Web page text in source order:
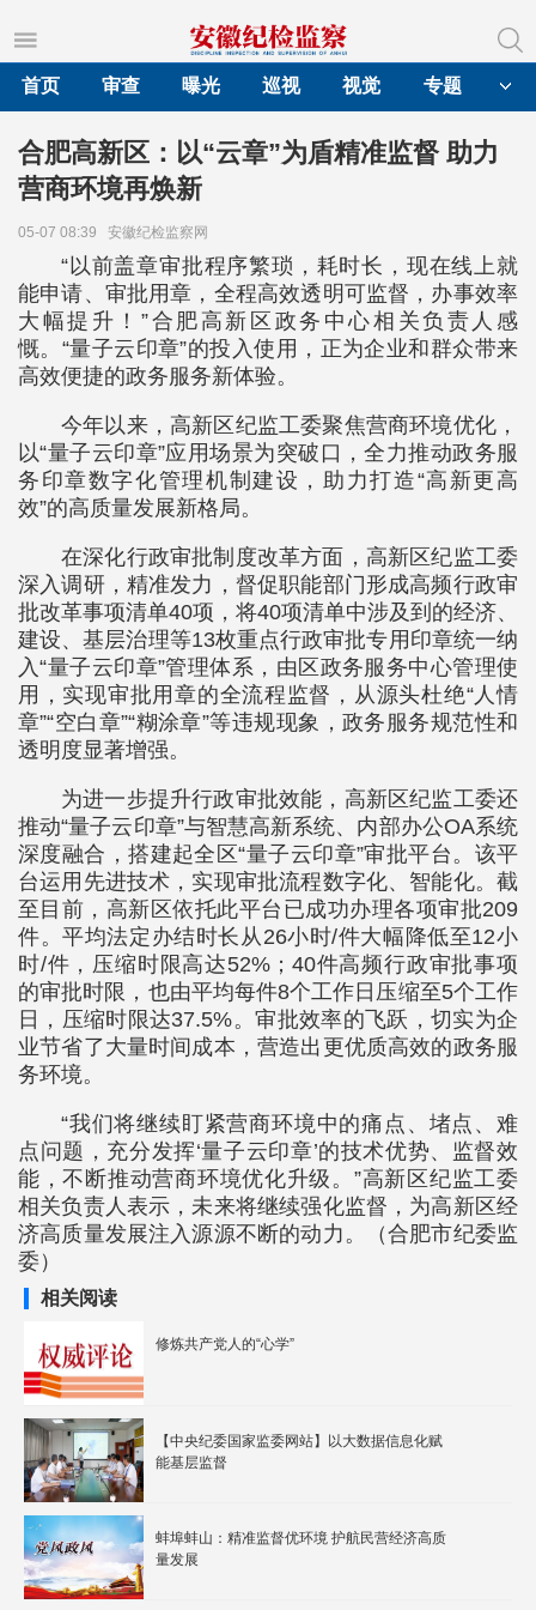
首页
审查 曝光 巡视 视觉 专题
合肥高新区：以“云章”为盾精准监督 助力
营商环境再焕新
05-07 08:39 安徽纪检监察网
“以前盖章审批程序繁琐，耗时长，现在线上就
能申请、审批用章，全程高效透明可监督，办事效率
大幅提升！”合肥高新区政务中心相关负责人感
慨。“量子云印章”的投入使用，正为企业和群众带来
高效便捷的政务服务新体验。
今年以来，高新区纪监工委聚焦营商环境优化，
以“量子云印章”应用场景为突破口，全力推动政务服
务印章数字化管理机制建设，助力打造“高新更高
效”的高质量发展新格局。
在深化行政审批制度改革方面，高新区纪监工委
深入调研，精准发力，督促职能部门形成高频行政审
批改革事项清单40项，将40项清单中涉及到的经济、
建设、基层治理等13枚重点行政审批专用印章统一纳
入“量子云印章”管理体系，由区政务服务中心管理使
用，实现审批用章的全流程监督，从源头杜绝“人情
章”“空白章”“糊涂章”等违规现象，政务服务规范性和
透明度显著增强。
为进一步提升行政审批效能，高新区纪监工委还
推动“量子云印章”与智慧高新系统、内部办公OA系统
深度融合，搭建起全区“量子云印章”审批平台。该平
台运用先进技术，实现审批流程数字化、智能化。截
至目前，高新区依托此平台已成功办理各项审批209
件。平均法定办结时长从26小时/件大幅降低至12小
时/件，压缩时限高达52%；40件高频行政审批事项
的审批时限，也由平均每件8个工作日压缩至5个工作
日，压缩时限达37.5%。审批效率的飞跃，切实为企
业节省了大量时间成本，营造出更优质高效的政务服
务环境。
“我们将继续盯紧营商环境中的痛点、堵点、难
点问题，充分发挥‘量子云印章’的技术优势、监督效
能，不断推动营商环境优化升级。”高新区纪监工委
相关负责人表示，未来将继续强化监督，为高新区经
济高质量发展注入源源不断的动力。（合肥市纪委监
委）
相关阅读
修炼共产党人的“心学”
【中央纪委国家监委网站】以大数据信息化赋
能基层监督
蚌埠蚌山：精准监督优环境 护航民营经济高质
量发展